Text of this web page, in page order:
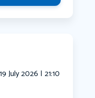
July 2026 | 21:10